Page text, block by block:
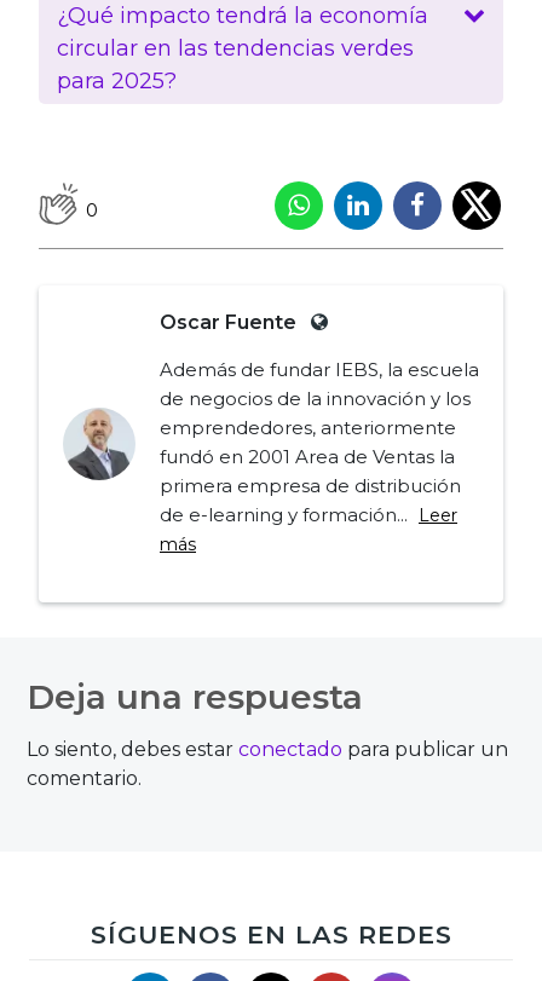
¿Qué impacto tendrá la economía
circular en las tendencias verdes
para 2025?
0
Oscar Fuente
Además de fundar IEBS, la escuela
de negocios de la innovación y los
emprendedores, anteriormente
fundó en 2001 Area de Ventas la
primera empresa de distribución
de e-learning y formación...
Leer
más
de
entradas
Deja una respuesta
Lo siento, debes estarconectado para publicar un
comentario.
SÍGUENOS EN LAS REDES